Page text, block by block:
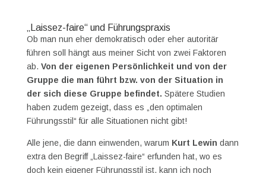
„Laissez-faire“ und Führungspraxis
Ob man nun eher demokratisch oder eher autoritär
führen soll hängt aus meiner Sicht von zwei Faktoren
ab. Von der eigenen Persönlichkeit und von der
Gruppe die man führt bzw. von der Situation in
der sich diese Gruppe befindet. Spätere Studien
haben zudem gezeigt, dass es „den optimalen
Führungsstil“ für alle Situationen nicht gibt!
Alle jene, die dann einwenden, warum Kurt Lewin dann
extra den Begriff „Laissez-faire“ erfunden hat, wo es
doch kein eigener Führungsstil ist, kann ich noch